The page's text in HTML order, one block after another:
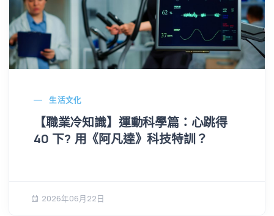
生活文化
【職業冷知識】運動科學篇：心跳得
40 下? 用《阿凡達》科技特訓？
2026年06月22日